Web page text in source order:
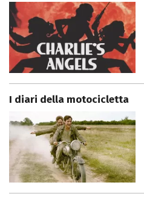
I diari della motocicletta